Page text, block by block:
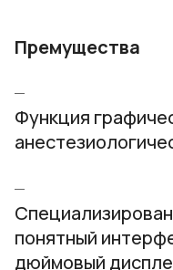
Премущества
Функция
понятный
дюймовый